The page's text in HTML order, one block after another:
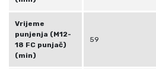
Vrijeme
punjenja (M12-
18 FC punjač)
(min)
59